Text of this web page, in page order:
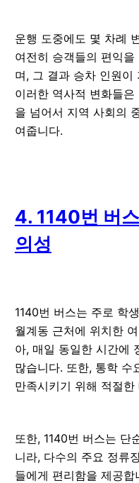
운행 도중에도 몇 차례
여전히 승객들의 편익
며, 그 결과 승차 인원이
이러한 역사적 변화들
을 넘어서 지역 사회의
여줍니다.
4. 1140번 버
의성
1140번 버스는 주로 학
월계동 근처에 위치한
아, 매일 동일한 시간에
많습니다. 또한, 통학 수
만족시키기 위해 적절
또한, 1140번 버스는 단
니라, 다수의 주요 정류
들에게 편리함을 제공